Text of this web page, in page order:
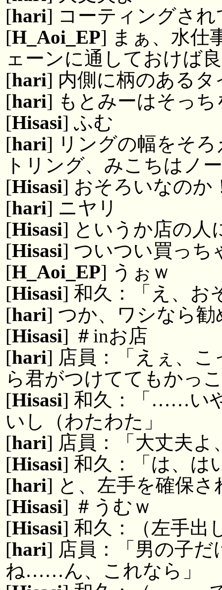
[hari] コーティングさ
[H_Aoi_EP] まぁ、水仕
ェーンに通しておけば
[hari] 内側に柄のある
[hari] もとみーはそっ
[Hisasi] ふむ
[hari] リングの幅をそ
トリング、みこちはノ
[Hisasi] おそろいなのか
[hari] ニヤリ
[Hisasi] というか店の人
[Hisasi] ついつい買っち
[H_Aoi_EP] うぉｗ
[Hisasi] 和久：「え、
[hari] つか、ワシなら勧
[Hisasi] ＃inお店
[hari] 店員：「えぇ、
ら君がつけててもかっ
[Hisasi] 和久：「……い
いし（わたわた」
[hari] 店員：「大丈夫よ
[Hisasi] 和久：「は、は
[hari] と、左手を確保さ
[Hisasi] ＃うむｗ
[Hisasi] 和久：（左手出
[hari] 店員：「男の子
ね……ん、これなら」